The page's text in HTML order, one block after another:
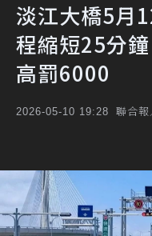
淡江大橋5月
程縮短25分
高罰6000
2026-05-10 19:28 聯合